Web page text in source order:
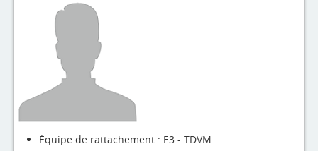
Activités / Projets
4evLab
RUPEElab
Master - Doctorat
Équipe de rattachement : E3 - TDVM